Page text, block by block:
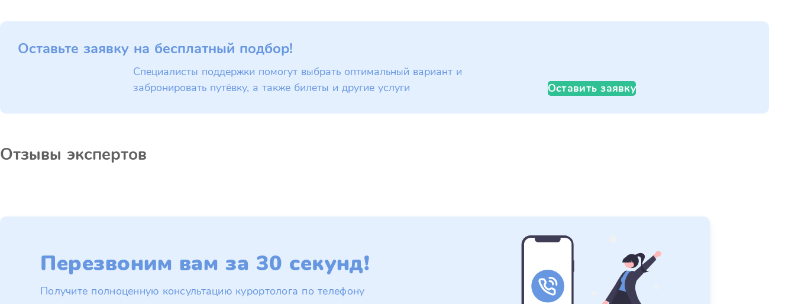
Оставьте заявку на бесплатный подбор!
Специалисты поддержки помогут выбрать оптимальный вариант и
забронировать путёвку, а также билеты и другие услуги
Оставить заявку
Отзывы экспертов
Перезвоним вам за 30 секунд!
Получите полноценную консультацию курортолога по телефону